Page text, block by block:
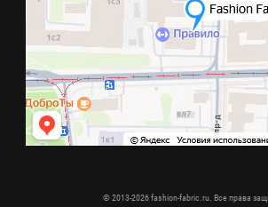
© 2013-2026 fashion-fabric.ru. Все права